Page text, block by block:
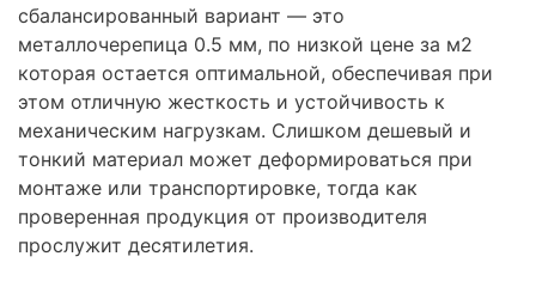
сбалансированный вариант — это
металлочерепица 0.5 мм, по низкой цене за м2
которая остается оптимальной, обеспечивая при
этом отличную жесткость и устойчивость к
механическим нагрузкам. Слишком дешевый и
тонкий материал может деформироваться при
монтаже или транспортировке, тогда как
проверенная продукция от производителя
прослужит десятилетия.